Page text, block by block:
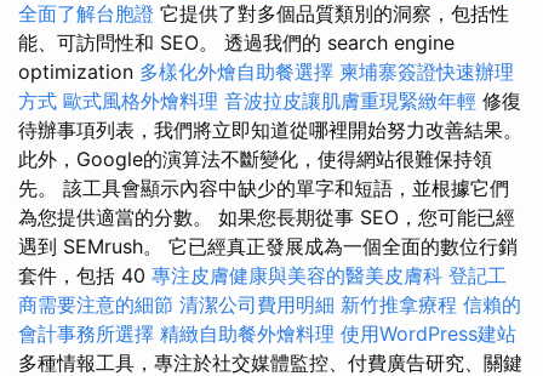
全面了解台胞證 它提供了對多個品質類別的洞察，包括性
能、可訪問性和 SEO。 透過我們的 search engine
optimization 多樣化外燴自助餐選擇 柬埔寨簽證快速辦理
方式 歐式風格外燴料理 音波拉皮讓肌膚重現緊緻年輕 修復
待辦事項列表，我們將立即知道從哪裡開始努力改善結果。
此外，Google的演算法不斷變化，使得網站很難保持領
先。 該工具會顯示內容中缺少的單字和短語，並根據它們
為您提供適當的分數。 如果您長期從事 SEO，您可能已經
遇到 SEMrush。 它已經真正發展成為一個全面的數位行銷
套件，包括 40 專注皮膚健康與美容的醫美皮膚科 登記工
商需要注意的細節 清潔公司費用明細 新竹推拿療程 信賴的
會計事務所選擇 精緻自助餐外燴料理 使用WordPress建站
多種情報工具，專注於社交媒體監控、付費廣告研究、關鍵